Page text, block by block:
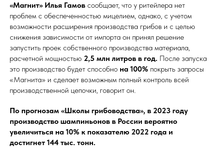
«Магнит» Илья Гамов сообщает, что у ритейлера нет
проблем с обеспеченностью мицелием, однако, с учетом
возможности расширения производства грибов и с целью
снижения зависимости от импорта он принял решение
запустить проек собственного производства материала,
расчетной мощностью 2,5 млн литров в год. После запуска
это производство будет способно на 100% покрыть запросы
«Магнита» и сделает возможным полный контроль всей
производственной цепочки, говорит он.
По прогнозам «Школы грибоводства», в 2023 году
производство шампиньонов в России вероятно
увеличиться на 10% к показателю 2022 года и
достигнет 144 тыс. тонн.